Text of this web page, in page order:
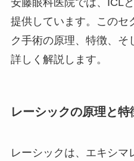
提供しています。このセ
ク手術の原理、特徴、そ
詳しく解説します。
レーシックの原理と特
レーシックは、エキシマ